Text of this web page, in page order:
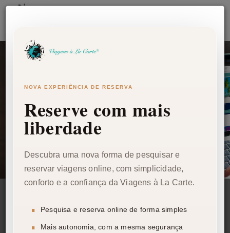
RESERVAS ONLINE
PESQUISAR OFERTAS
NOVA EXPERIÊNCIA DE RESERVA
Reserve com mais
liberdade
Descubra uma nova forma de pesquisar e
reservar viagens online, com simplicidade,
conforto e a confiança da Viagens à La Carte.
Pesquisa e reserva online de forma simples
Mais autonomia, com a mesma segurança